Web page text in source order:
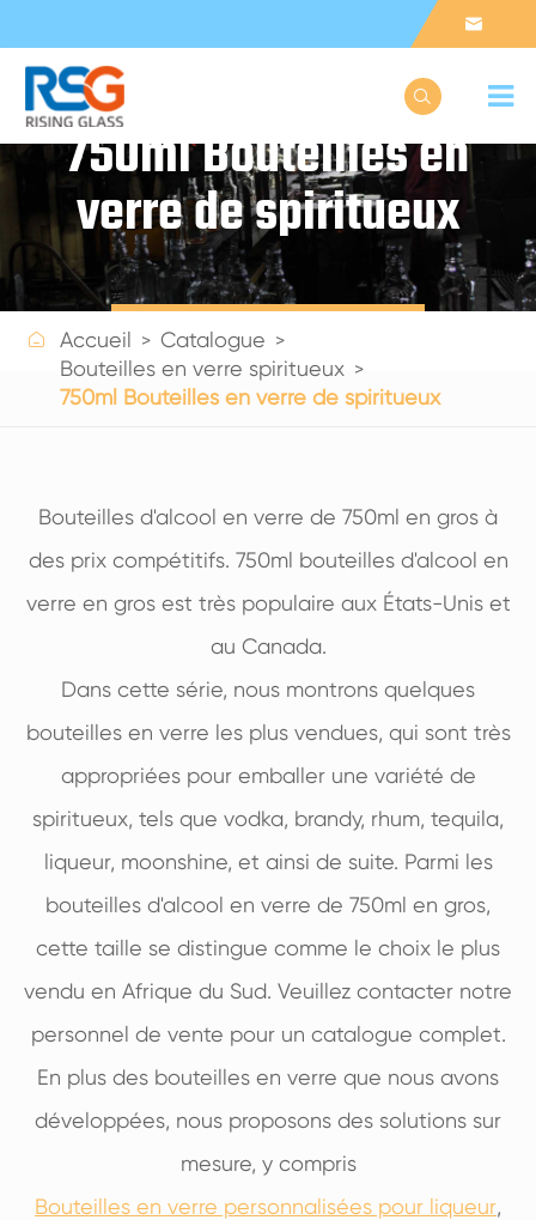


750ml Bouteilles en
verre de spiritueux
Get a Quote
 Accueil
Catalogue
Bouteilles en verre spiritueux
750ml Bouteilles en verre de spiritueux
Bouteilles d'alcool en verre de 750ml en gros à
des prix compétitifs. 750ml bouteilles d'alcool en
verre en gros est très populaire aux États-Unis et
au Canada.
Dans cette série, nous montrons quelques
bouteilles en verre les plus vendues, qui sont très
appropriées pour emballer une variété de
spiritueux, tels que vodka, brandy, rhum, tequila,
liqueur, moonshine, et ainsi de suite. Parmi les
bouteilles d'alcool en verre de 750ml en gros,
cette taille se distingue comme le choix le plus
vendu en Afrique du Sud. Veuillez contacter notre
personnel de vente pour un catalogue complet.
En plus des bouteilles en verre que nous avons
développées, nous proposons des solutions sur
mesure, y compris
Bouteilles en verre personnalisées pour liqueur,